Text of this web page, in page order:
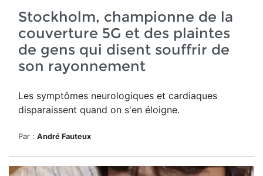
Stockholm, championne de la
couverture 5G et des plaintes
de gens qui disent souffrir de
son rayonnement
Les symptômes neurologiques et cardiaques
disparaissent quand on s'en éloigne.
Par : André Fauteux